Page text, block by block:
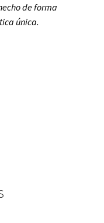
de forma
única.